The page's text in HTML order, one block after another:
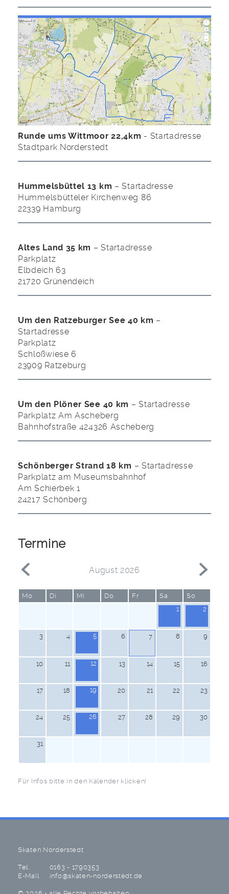
Runde ums Wittmoor 22,4km - Startadresse
Stadtpark Norderstedt
Hummelsbüttel 13 km – Startadresse
Hummelsbütteler Kirchenweg 86
22339 Hamburg
Altes Land 35 km – Startadresse
Parkplatz
Elbdeich 63
21720 Grünendeich
Um den Ratzeburger See 40 km –
Startadresse
Parkplatz
Schloßwiese 6
23909 Ratzeburg
Um den Plöner See 40 km – Startadresse
Parkplatz Am Ascheberg
Bahnhofstraße 424326 Ascheberg
Schönberger Strand 18 km – Startadresse
Parkplatz am Museumsbahnhof
Am Schierbek 1
24217 Schönberg
Termine
August 2026
Mo Di Mi Do Fr Sa
So
1
2
3 4 5 6 7 8 9
10 11 12 13 14 15 16
17 18 19 20 21 22 23
24 25 26 27 28 29 30
31
Für Infos bitte in den Kalender klicken!
Skaten Norderstedt
Tel.
0163 - 1790353
E-Mail
info@skaten-norderstedt.de